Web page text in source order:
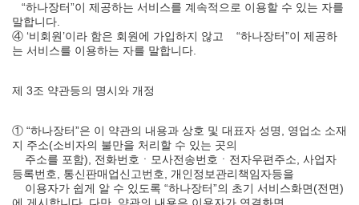
“하나장터”이 제공하는 서비스를 계속적으로 이용할 수 있는 자를
말합니다.
④ ‘비회원’이라 함은 회원에 가입하지 않고 “하나장터”이 제공하
는 서비스를 이용하는 자를 말합니다.
제 3조 약관등의 명시와 개정
① “하나장터”은 이 약관의 내용과 상호 및 대표자 성명, 영업소 소재
지 주소(소비자의 불만을 처리할 수 있는 곳의
주소를 포함), 전화번호ㆍ모사전송번호ㆍ전자우편주소, 사업자
등록번호, 통신판매업신고번호, 개인정보관리책임자등을
이용자가 쉽게 알 수 있도록 “하나장터”의 초기 서비스화면(전면)